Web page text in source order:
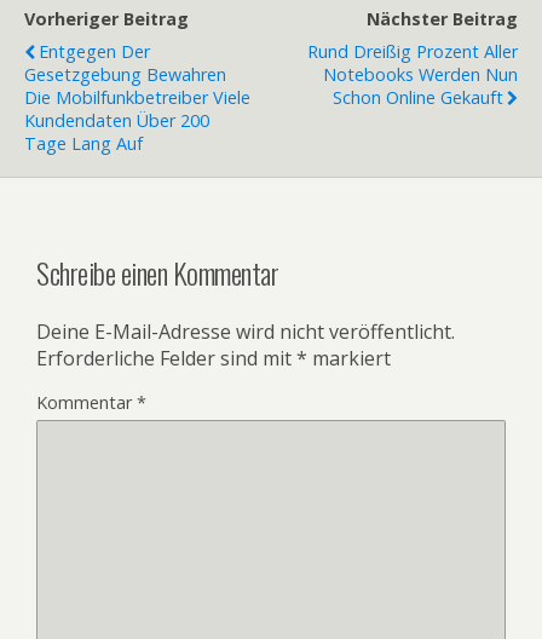
Vorheriger Beitrag
Entgegen Der
Gesetzgebung Bewahren
Die Mobilfunkbetreiber Viele
Kundendaten Über 200
Tage Lang Auf
Nächster Beitrag
Rund Dreißig Prozent Aller
Notebooks Werden Nun
Schon Online Gekauft
Schreibe einen Kommentar
Deine E-Mail-Adresse wird nicht veröffentlicht.
Erforderliche Felder sind mit* markiert
Kommentar*